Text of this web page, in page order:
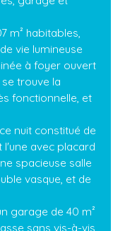
m² habitables,
vie lumineuse
à foyer ouvert
trouve la
fonctionnelle, et
nuit constitué de
avec placard
spacieuse salle
vasque, et de
garage de 40 m²
sans vis-à-vis